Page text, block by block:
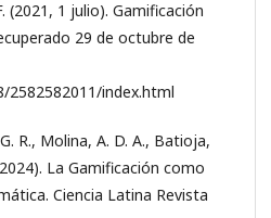
(2021, 1 julio). Gamificación
29 de octubre de
index.html
R., Molina, A. D. A., Batioja,
La Gamificación como
Ciencia Latina Revista